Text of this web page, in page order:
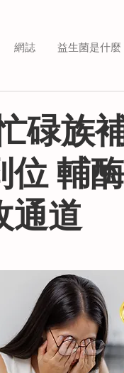
網誌 益生菌是什麼
忙碌
輔
通道